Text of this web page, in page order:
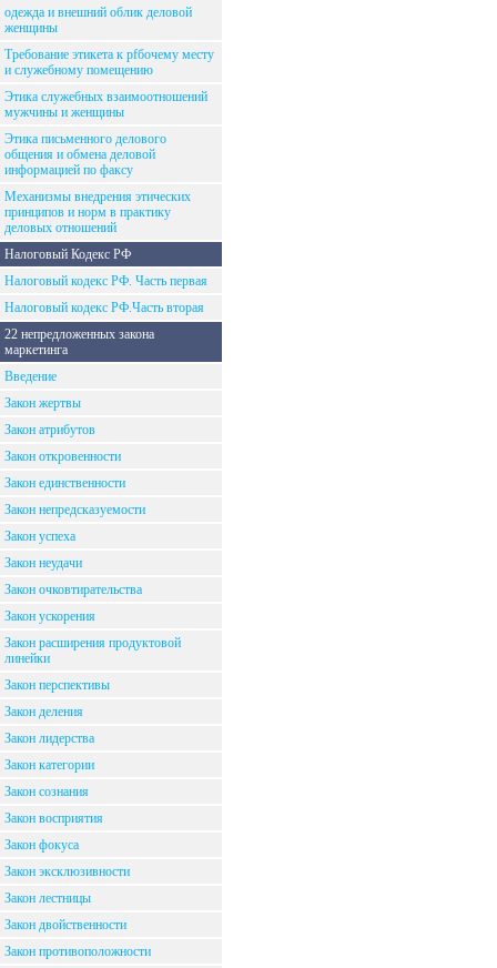
одежда и внешний облик деловой
женщины
Требование этикета к рfбочему месту
и служебному помещению
Этика служебных взаимоотношений
мужчины и женщины
Этика письменного делового
общения и обмена деловой
информацией по факсу
Механизмы внедрения этических
принципов и норм в практику
деловых отношений
Налоговый Кодекс РФ
Налоговый кодекс РФ. Часть первая
Налоговый кодекс РФ.Часть вторая
22 непредложенных закона
маркетинга
Введение
Закон жертвы
Закон атрибутов
Закон откровенности
Закон единственности
Закон непредсказуемости
Закон успеха
Закон неудачи
Закон очковтирательства
Закон ускорения
Закон расширения продуктовой
линейки
Закон перспективы
Закон деления
Закон лидерства
Закон категории
Закон сознания
Закон восприятия
Закон фокуса
Закон эксклюзивности
Закон лестницы
Закон двойственности
Закон противоположности